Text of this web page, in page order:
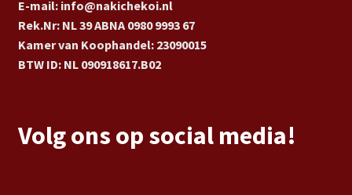
E-mail: info@nakichekoi.nl
Rek.Nr: NL 39 ABNA 0980 9993 67
Kamer van Koophandel: 23090015
BTW ID: NL 090918617.B02
Volg ons op social media!